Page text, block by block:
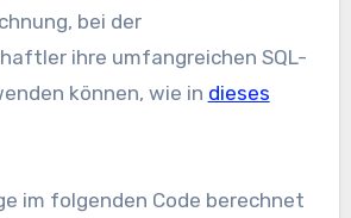
bei der
ihre umfangreichen SQL-
können, wie in dieses
im folgenden Code berechnet